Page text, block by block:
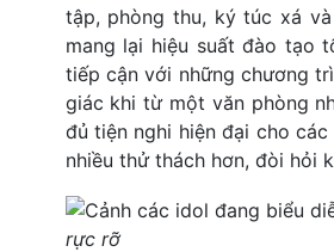
tập, phòng thu, ký túc xá
mang lại hiệu suất đào tạo
tiếp cận với những chương
giác khi từ một văn phòng
đủ tiện nghi hiện đại cho
nhiều thử thách hơn, đòi hỏi
rực rỡ